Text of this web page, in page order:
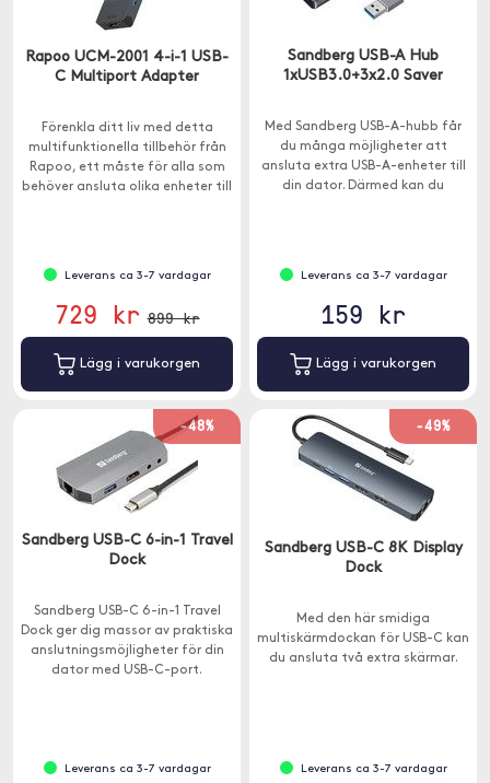
Rapoo UCM-2001 4-i-1 USB-
C Multiport Adapter
Förenkla ditt liv med detta
multifunktionella tillbehör från
Rapoo, ett måste för alla som
behöver ansluta olika enheter till
Leverans ca 3-7 vardagar
729 kr 899 kr
Lägg i varukorgen
Sandberg USB-A Hub
1xUSB3.0+3x2.0 Saver
Med Sandberg USB-A-hubb får
du många möjligheter att
ansluta extra USB-A-enheter till
din dator. Därmed kan du
Leverans ca 3-7 vardagar
159 kr
Lägg i varukorgen
-48%
Sandberg USB-C 6-in-1 Travel
Dock
Sandberg USB-C 6-in-1 Travel
Dock ger dig massor av praktiska
anslutningsmöjligheter för din
dator med USB-C-port.
Leverans ca 3-7 vardagar
-49%
Sandberg USB-C 8K Display
Dock
Med den här smidiga
multiskärmdockan för USB-C kan
du ansluta två extra skärmar.
Leverans ca 3-7 vardagar